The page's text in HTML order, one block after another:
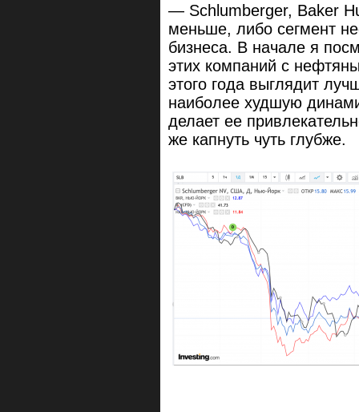
— Schlumberger, Baker
меньше, либо сегмент
бизнеса. В начале я
этих компаний с
этого года выглядит
наиболее худшую
делает ее
же капнуть чуть глубже.